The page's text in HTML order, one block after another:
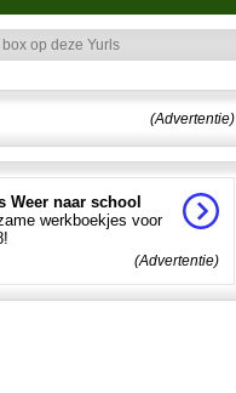
(Advertentie)
Weer naar school
werkboekjes voor
(Advertentie)